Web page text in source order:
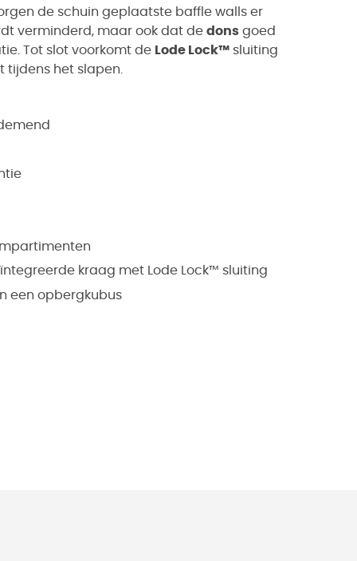
de schuin geplaatste baffle walls er
verminderd, maar ook dat de dons goed
Tot slot voorkomt de Lode Lock™ sluiting
het slapen.
kraag met Lode Lock™ sluiting
een opbergkubus